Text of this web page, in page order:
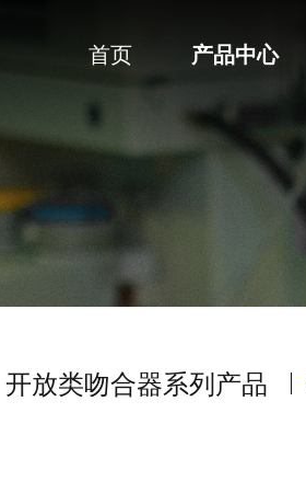
首页 产品中心
开放类吻合器系列产品